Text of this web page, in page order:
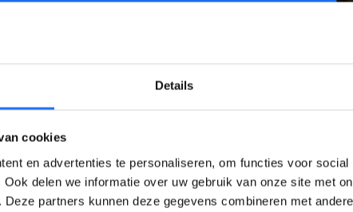
Details
cookies
en advertenties te personaliseren, om functies voor
delen we informatie over uw gebruik van onze site met
partners kunnen deze gegevens combineren met